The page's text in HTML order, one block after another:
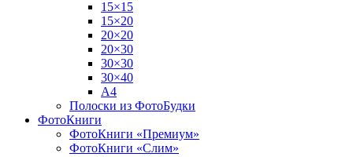
15×15
15×20
20×20
20×30
30×30
30×40
A4
Полоски из ФотоБудки
ФотоКниги
ФотоКниги «Премиум»
ФотоКниги «Слим»